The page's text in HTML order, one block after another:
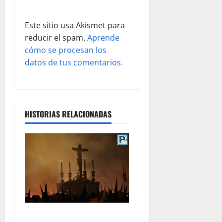
a
d
a
Este sitio usa Akismet para
reducir el spam. Aprende
cómo se procesan los
datos de tus comentarios.
HISTORIAS RELACIONADAS